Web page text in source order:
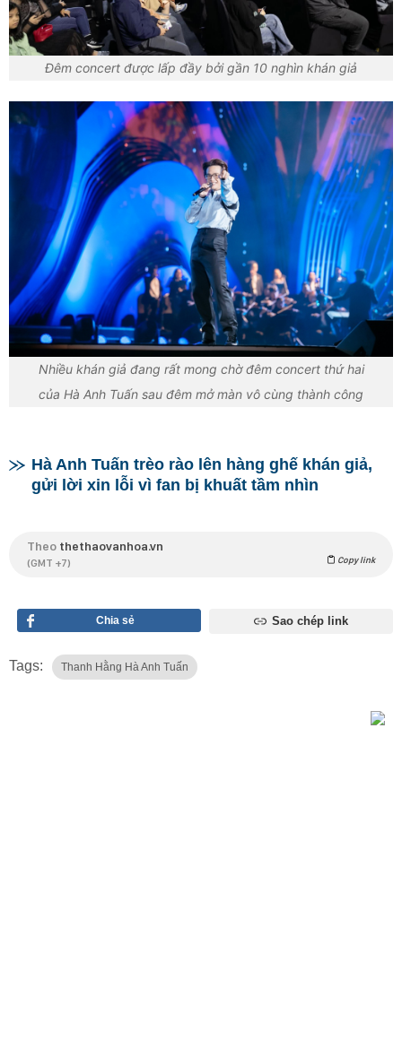
Đêm concert được lấp đầy bởi gần 10 nghìn khán giả
Nhiều khán giả đang rất mong chờ đêm concert thứ hai
của Hà Anh Tuấn sau đêm mở màn vô cùng thành công
Hà Anh Tuấn trèo rào lên hàng ghế khán giả,
gửi lời xin lỗi vì fan bị khuất tầm nhìn
Theo thethaovanhoa.vn
(GMT +7) Copy link
Chia sẻ Sao chép link
Tags: Thanh Hằng Hà Anh Tuấn